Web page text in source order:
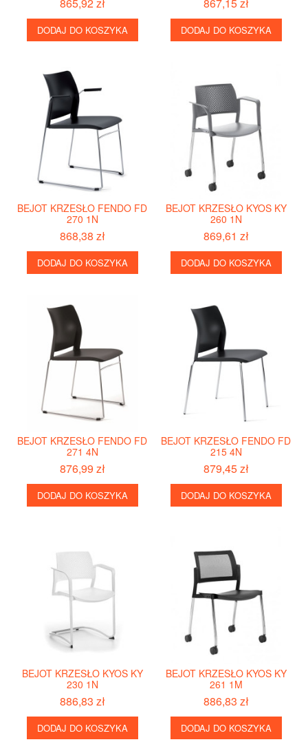
DODAJ DO KOSZYKA DODAJ DO KOSZYKA
BEJOT KRZESŁO FENDO FD
270 1N
868,38 zł
DODAJ DO KOSZYKA
BEJOT KRZESŁO KYOS KY
260 1N
869,61 zł
DODAJ DO KOSZYKA
BEJOT KRZESŁO FENDO FD
271 4N
876,99 zł
DODAJ DO KOSZYKA
BEJOT KRZESŁO FENDO FD
215 4N
879,45 zł
DODAJ DO KOSZYKA
BEJOT KRZESŁO KYOS KY
230 1N
886,83 zł
DODAJ DO KOSZYKA
BEJOT KRZESŁO KYOS KY
261 1M
886,83 zł
DODAJ DO KOSZYKA